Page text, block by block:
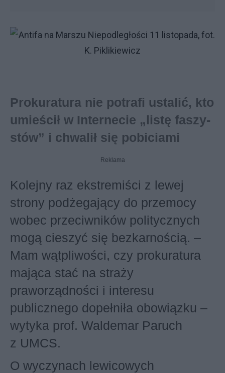
Pro­ku­ra­tu­ra nie po­tra­fi­ usta­lić, kto
umie­ścił w Internecie „li­stę fa­szy­
stów” i chwa­lił się po­bi­cia­mi
Reklama
Kolejny raz ekstremiści z lewej
strony podżegający do przemocy
wobec przeciwników politycznych
mogą cieszyć się bezkarnością. –
Mam wątpliwości, czy prokuratura
mająca stać na straży
praworządności i interesu
publicznego dopełniła obowiązku –
wytyka prof. Waldemar Paruch
z UMCS.
O wyczynach lewicowych